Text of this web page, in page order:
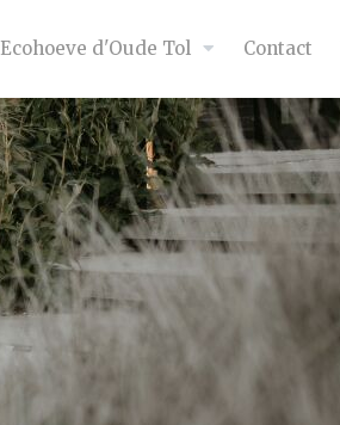
Ecohoeve d'Oude Tol Contact